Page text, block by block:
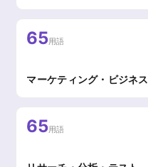
65用語
マーケティング・ビジネス
65用語